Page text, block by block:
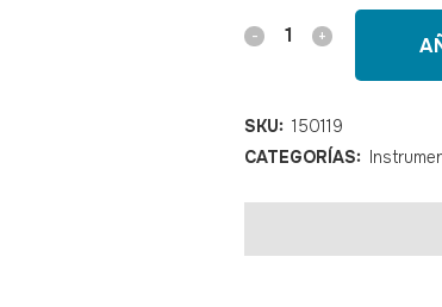
Sierra
yesos
eléctrica
II
SKU: 150119
CATEGORÍAS: